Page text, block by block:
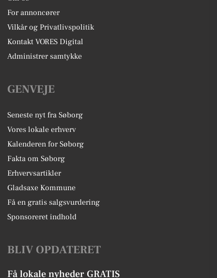
For annoncører
Vilkår og Privatlivspolitik
Kontakt VORES Digital
Administrer samtykke
GENVEJE
Seneste nyt fra Søborg
Vores lokale erhverv
Kalenderen for Søborg
Fakta om Søborg
Erhvervsartikler
Gladsaxe Kommune
Få en gratis salgsvurdering
Sponsoreret indhold
BLIV OPDATERET
Få lokale nyheder GRATIS